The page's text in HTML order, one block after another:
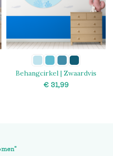
Behangcirkel | Zwaardvis
€